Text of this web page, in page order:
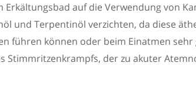
auf die Verwendung von
und Terpentinöl verzichten, da diese
führen können oder beim Einatmen
Stimmritzenkrampfs, der zu akuter